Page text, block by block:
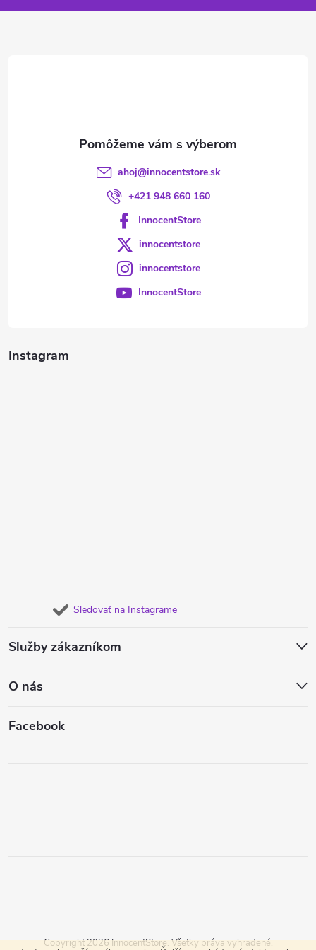
Instagram
Sledovať na Instagrame
Služby zákazníkom
O nás
Facebook
ahoj@innocentstore.sk
+421 948 660 160
InnocentStore
innocentstore
innocentstore
InnocentStore
Copyright 2026 InnocentStore. Všetky práva vyhradené.